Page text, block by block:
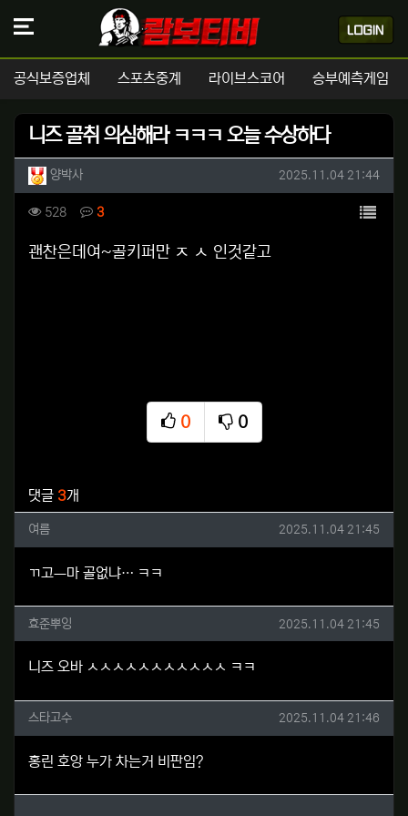
공식보증업체 스포츠중계 라이브스코어 승부예측게임
니즈 골취 의심해라 ㅋㅋㅋ 오늘 수상하다
작성자 정보
양박사작성 작성일
2025.11.04 21:44
컨텐츠 정보
528조회 3댓글 목록
본문
괜찬은데여~골키퍼만 ㅈ ㅅ 인것같고
0
추천
0
비추천
댓글 3개
여름님의 댓글
여름 작성일
2025.11.04 21:45
ㄲ고ㅡ마 골없냐… ㅋㅋ
효준뿌잉님의 댓글
효준뿌잉 작성일
2025.11.04 21:45
니즈 오바 ㅅㅅㅅㅅㅅㅅㅅㅅㅅㅅㅅ ㅋㅋ
스타고수님의 댓글
스타고수 작성일
2025.11.04 21:46
홍린 호앙 누가 차는거 비판임?